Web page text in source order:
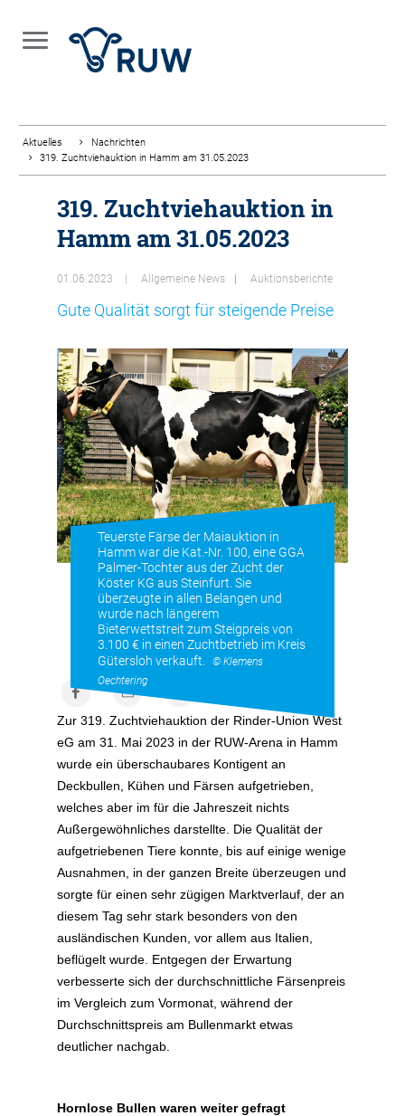
Aktuelles
Nachrichten
319. Zuchtviehauktion in Hamm am 31.05.2023
319. Zuchtviehauktion in
Hamm am 31.05.2023
01.06.2023 Allgemeine News Auktionsberichte
Gute Qualität sorgt für steigende Preise
Teuerste Färse der Maiauktion in
Hamm war die Kat.-Nr. 100, eine GGA
Palmer-Tochter aus der Zucht der
Köster KG aus Steinfurt. Sie
überzeugte in allen Belangen und
wurde nach längerem
Bieterwettstreit zum Steigpreis von
3.100 € in einen Zuchtbetrieb im Kreis
Gütersloh verkauft.
© Klemens
Oechtering
Zur 319. Zuchtviehauktion der Rinder-Union West
eG am 31. Mai 2023 in der RUW-Arena in Hamm
wurde ein überschaubares Kontigent an
Deckbullen, Kühen und Färsen aufgetrieben,
welches aber im für die Jahreszeit nichts
Außergewöhnliches darstellte. Die Qualität der
aufgetriebenen Tiere konnte, bis auf einige wenige
Ausnahmen, in der ganzen Breite überzeugen und
sorgte für einen sehr zügigen Marktverlauf, der an
diesem Tag sehr stark besonders von den
ausländischen Kunden, vor allem aus Italien,
beflügelt wurde. Entgegen der Erwartung
verbesserte sich der durchschnittliche Färsenpreis
im Vergleich zum Vormonat, während der
Durchschnittspreis am Bullenmarkt etwas
deutlicher nachgab.
Hornlose Bullen waren weiter gefragt